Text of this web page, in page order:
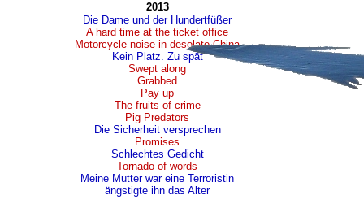
2013
Die Dame und der Hundertfüßer
A hard time at the ticket office
Motorcycle noise in desolate China
Kein Platz. Zu spät
Swept along
Grabbed
Pay up
The fruits of crime
Pig Predators
Die Sicherheit versprechen
Promises
Schlechtes Gedicht
Tornado of words
Meine Mutter war eine Terroristin
ängstigte ihn das Alter